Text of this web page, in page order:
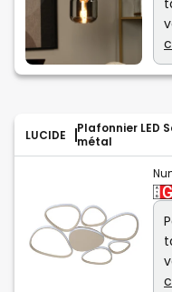
LUCIDE
Plafonnier LED
métal